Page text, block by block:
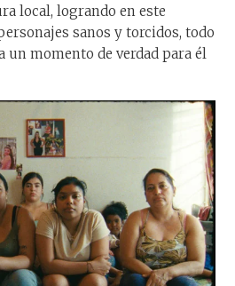
local, logrando en este
sanos y torcidos, todo
un momento de verdad para él